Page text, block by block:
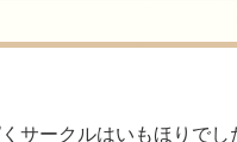
くサークルはいもほりでし